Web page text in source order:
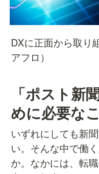
DXに正面から取り
アフロ）
「ポスト新
めに必要な
いずれにしても新
い。そんな中で働
か。なかには、転